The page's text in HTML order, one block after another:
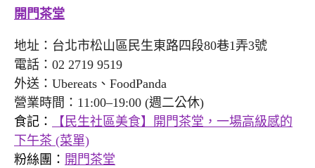
開門茶堂
地址：台北市松山區民生東路四段80巷1弄3號
電話：02 2719 9519
外送：Ubereats、FoodPanda
營業時間：11:00–19:00 (週二公休)
食記：
【民生社區美食】開門茶堂，一場高級感的
下午茶 (菜單)
粉絲團： 開門茶堂